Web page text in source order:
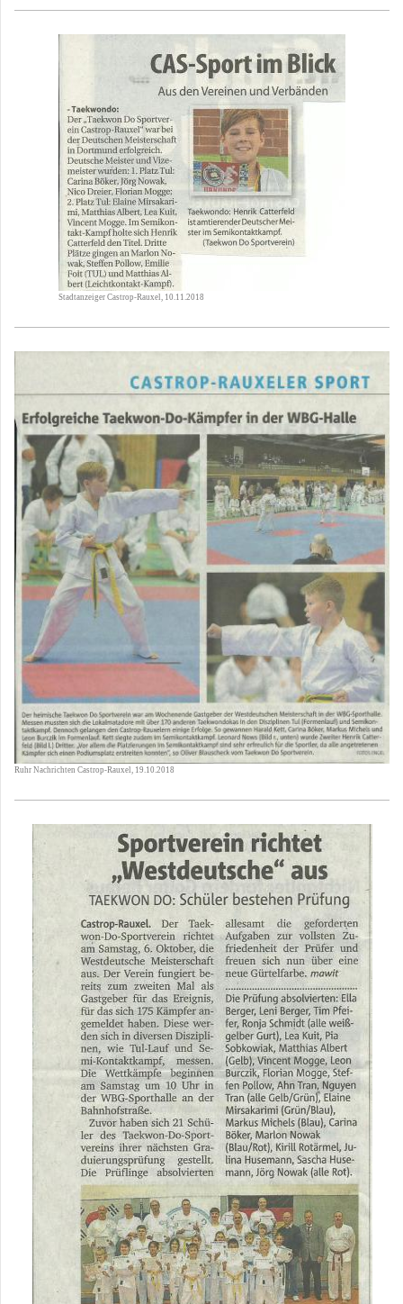
Stadtanzeiger Castrop-Rauxel, 10.11.2018
Ruhr Nachrichten Castrop-Rauxel, 19.10.2018